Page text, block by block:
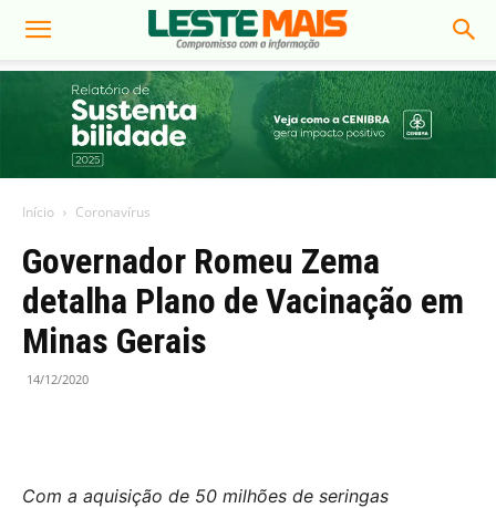
Início Coronavírus
Governador Romeu Zema
detalha Plano de Vacinação em
Minas Gerais
14/12/2020
Com a aquisição de 50 milhões de seringas